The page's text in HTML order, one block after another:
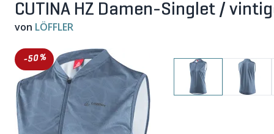
CUTINA HZ Damen-Singlet /
von LÖFFLER
-50%